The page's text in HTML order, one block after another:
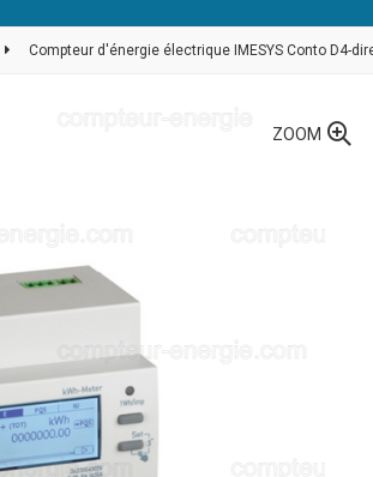
Compteur d'énergie électrique IMESYS Conto D4-
ZOOM